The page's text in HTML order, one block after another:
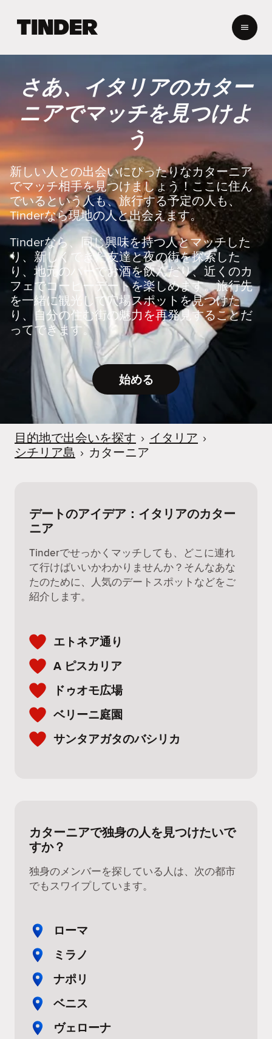
e
ー
ジ
さあ、イタリアのカター
ニアでマッチを見つけよ
う
新しい人との出会いにぴったりなカターニア
でマッチ相手を見つけましょう！ここに住ん
でいるという人も、旅行する予定の人も、
Tinderなら現地の人と出会えます。
Tinderなら、同じ興味を持つ人とマッチした
り、新しくできた友達と夜の街を探索した
り、地元のバーでお酒を飲んだり、近くのカ
フェでコーヒーデートを楽しめます。旅行先
を一緒に観光して穴場スポットを見つけた
り、自分の住む街の魅力を再発見することだ
ってできます。
始める
目的地で出会いを探す › イタリア ›
シチリア島 › カターニア
デートのアイデア：イタリアのカター
ニア
Tinderでせっかくマッチしても、どこに連れ
て行けばいいかわかりませんか？そんなあな
たのために、人気のデートスポットなどをご
紹介します。
エトネア通り
A ピスカリア
ドゥオモ広場
ベリーニ庭園
サンタアガタのバシリカ
カターニアで独身の人を見つけたいで
すか？
独身のメンバーを探している人は、次の都市
でもスワイプしています。
ローマ
ミラノ
ナポリ
ベニス
ヴェローナ